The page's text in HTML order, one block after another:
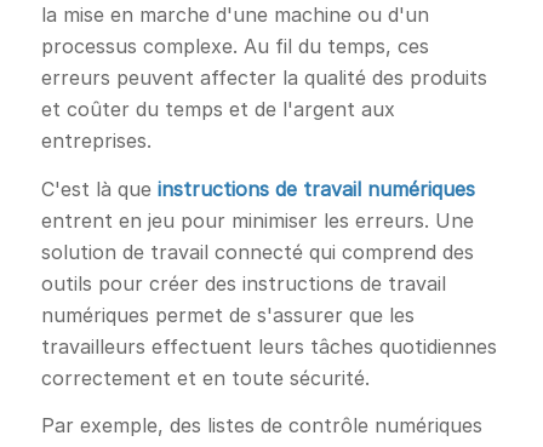
la mise en marche d'une machine ou d'un
processus complexe. Au fil du temps, ces
erreurs peuvent affecter la qualité des produits
et coûter du temps et de l'argent aux
entreprises.
C'est là que instructions de travail numériques
entrent en jeu pour minimiser les erreurs. Une
solution de travail connecté qui comprend des
outils pour créer des instructions de travail
numériques permet de s'assurer que les
travailleurs effectuent leurs tâches quotidiennes
correctement et en toute sécurité.
Par exemple, des listes de contrôle numériques